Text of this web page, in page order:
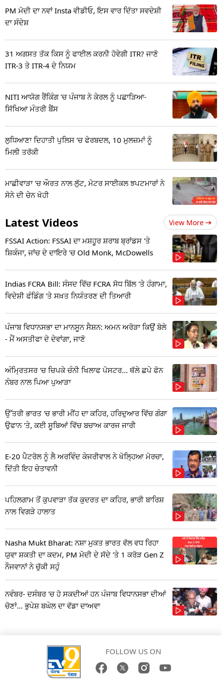
PM ਮੋਦੀ ਦਾ ਨਵਾਂ Insta ਵੀਡੀਓ, ਇਸ ਵਾਰ ਦਿੱਤਾ ਸਵਦੇਸ਼ੀ
ਦਾ ਸੰਦੇਸ਼
31 ਅਗਸਤ ਤੱਕ ਕਿਸ ਨੂੰ ਫਾਈਲ ਕਰਨੀ ਹੋਵੇਗੀ ITR? ਜਾਣੋ
ITR-3 ਤੇ ITR-4 ਦੇ ਨਿਯਮ
NITI ਆਯੋਗ ਰੈਂਕਿੰਗ 'ਚ ਪੰਜਾਬ ਨੇ ਕੇਰਲ ਨੂੰ ਪਛਾੜਿਆ-
ਸਿੱਖਿਆ ਮੰਤਰੀ ਬੈਂਸ
ਲੁਧਿਆਣਾ ਦਿਹਾਤੀ ਪੁਲਿਸ 'ਚ ਫੇਰਬਦਲ, 10 ਮੁਲਜ਼ਮਾਂ ਨੂੰ
ਮਿਲੀ ਤਰੱਕੀ
ਮਾਛੀਵਾੜਾ 'ਚ ਔਰਤ ਨਾਲ ਲੁੱਟ, ਮੋਟਰ ਸਾਈਕਲ ਝਪਟਮਾਰਾਂ ਨੇ
ਸੋਨੇ ਦੀ ਚੇਨ ਖੋਹੀ
Latest Videos View More
FSSAI Action: FSSAI ਦਾ ਮਸ਼ਹੂਰ ਸ਼ਰਾਬ ਬ੍ਰਾਂਡਸ 'ਤੇ
ਸ਼ਿਕੰਜਾ, ਜਾਂਚ ਦੇ ਦਾਇਰੇ 'ਚ Old Monk, McDowells
Indias FCRA Bill: ਸੰਸਦ ਵਿੱਚ FCRA ਸੋਧ ਬਿੱਲ 'ਤੇ ਹੰਗਾਮਾ,
ਵਿਦੇਸ਼ੀ ਫੰਡਿੰਗ 'ਤੇ ਸਖ਼ਤ ਨਿਯੰਤਰਣ ਦੀ ਤਿਆਰੀ
ਪੰਜਾਬ ਵਿਧਾਨਸਭਾ ਦਾ ਮਾਨਸੂਨ ਸੈਸ਼ਨ: ਅਮਨ ਅਰੋੜਾ ਕਿਉਂ ਬੋਲੇ
- ਮੈਂ ਅਸਤੀਫਾ ਦੇ ਦੇਵਾਂਗਾ, ਜਾਣੋ
ਅੰਮ੍ਰਿਤਸਰ 'ਚ ਚਿਪਕੇ ਚੰਨੀ ਖਿਲਾਫ ਪੋਸਟਰ... ਥੱਲੇ ਛਪੇ ਫੋਨ
ਨੰਬਰ ਨਾਲ ਪਿਆ ਪੁਆੜਾ
ਉੱਤਰੀ ਭਾਰਤ 'ਚ ਭਾਰੀ ਮੀਂਹ ਦਾ ਕਹਿਰ, ਹਰਿਦੁਆਰ ਵਿੱਚ ਗੰਗਾ
ਉਫਾਨ 'ਤੇ, ਕਈ ਸੂਬਿਆਂ ਵਿੱਚ ਬਚਾਅ ਕਾਰਜ ਜਾਰੀ
E-20 ਪੈਟਰੋਲ ਨੂੰ ਲੈ ਅਰਵਿੰਦ ਕੇਜਰੀਵਾਲ ਨੇ ਖੋਲ੍ਹਿਆ ਮੋਰਚਾ,
ਦਿੱਤੀ ਇਹ ਚੇਤਾਵਨੀ
ਪਹਿਲਗਾਮ ਤੋਂ ਕੁਪਵਾੜਾ ਤੱਕ ਕੁਦਰਤ ਦਾ ਕਹਿਰ, ਭਾਰੀ ਬਾਰਿਸ਼
ਨਾਲ ਵਿਗੜੇ ਹਾਲਾਤ
Nasha Mukt Bharat: ਨਸ਼ਾ ਮੁਕਤ ਭਾਰਤ ਵੱਲ ਵਧ ਰਿਹਾ
ਯੁਵਾ ਸ਼ਕਤੀ ਦਾ ਕਦਮ, PM ਮੋਦੀ ਦੇ ਸੱਦੇ 'ਤੇ 1 ਕਰੋੜ Gen Z
ਨੌਜਵਾਨਾਂ ਨੇ ਚੁੱਕੀ ਸਹੁੰ
ਨਵੰਬਰ- ਦਸੰਬਰ 'ਚ ਹੋ ਸਕਦੀਆਂ ਹਨ ਪੰਜਾਬ ਵਿਧਾਨਸਭਾ ਦੀਆਂ
ਚੋਣਾਂ... ਭੁਪੇਸ਼ ਬਘੇਲ ਦਾ ਵੱਡਾ ਦਾਅਵਾ
FOLLOW US ON